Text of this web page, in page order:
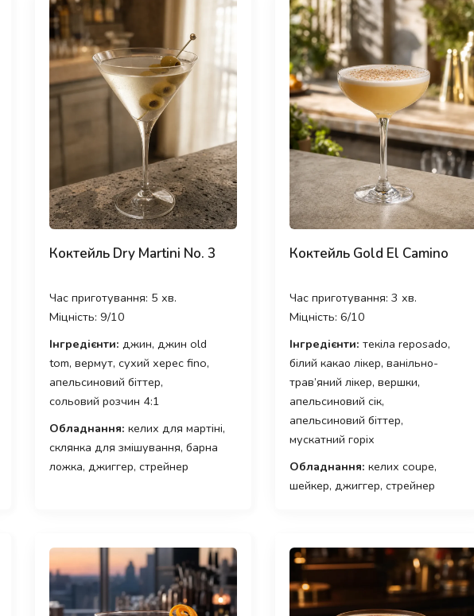
Коктейль Dry Martini No. 3
Час приготування: 5 хв.
Міцність: 9/10
Інгредієнти: джин, джин old
tom, вермут, сухий херес fino,
апельсиновий біттер,
сольовий розчин 4:1
Обладнання: келих для мартіні,
склянка для змішування, барна
ложка, джиггер, стрейнер
Коктейль Gold El Camino
Час приготування: 3 хв.
Міцність: 6/10
Інгредієнти: текіла reposado,
білий какао лікер, ванільно-
трав’яний лікер, вершки,
апельсиновий сік,
апельсиновий біттер,
мускатний горіх
Обладнання: келих coupe,
шейкер, джиггер, стрейнер